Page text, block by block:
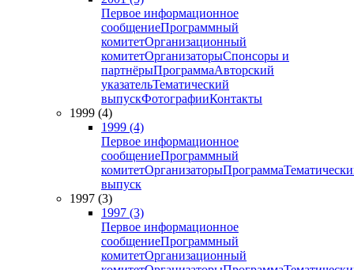
Первое информационное
сообщениеПрограммный
комитетОрганизационный
комитетОрганизаторыСпонсоры и
партнёрыПрограммаАвторский
указательТематический
выпускФотографииКонтакты
1999 (4)
1999 (4)
Первое информационное
сообщениеПрограммный
комитетОрганизаторыПрограмма
выпуск
1997 (3)
1997 (3)
Первое информационное
сообщениеПрограммный
комитетОрганизационный